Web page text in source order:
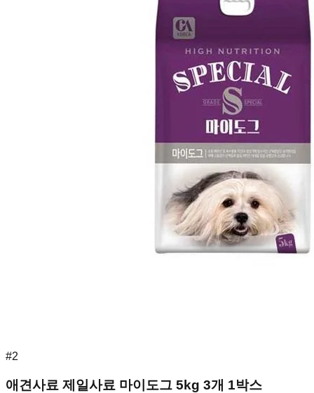
#2
애견사료 제일사료 마이도그 5kg 3개 1박스